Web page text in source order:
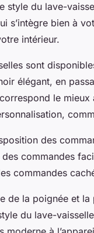
style du lave-
s’intègre bien à
intérieur.
sont
élégant, en
le
des
commandes
commandes
de la poignée et la
du lave-